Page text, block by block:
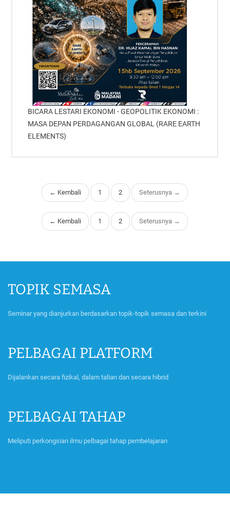
← Kembali 1 2 Seterusnya →
← Kembali 1 2 Seterusnya →
BICARA LESTARI EKONOMI - GEOPOLITIK EKONOMI :
MASA DEPAN PERDAGANGAN GLOBAL (RARE EARTH
ELEMENTS)
TOPIK SEMASA
Seminar yang dianjurkan berdasarkan topik-topik semasa dan terkini
PELBAGAI PLATFORM
Dijalankan secara fizikal, dalam talian dan secara hibrid
PELBAGAI TAHAP
Meliputi perkongsian ilmu pelbagai tahap pembelajaran